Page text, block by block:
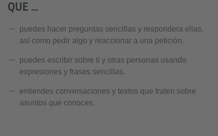
QUE …
puedes hacer preguntas sencillas y respondera ellas,
así como pedir algo y reaccionar a una petición.
puedes escribir sobre ti y otras personas usando
expresiones y frases sencillas.
entiendes conversaciones y textos que traten sobre
asuntos que conoces.